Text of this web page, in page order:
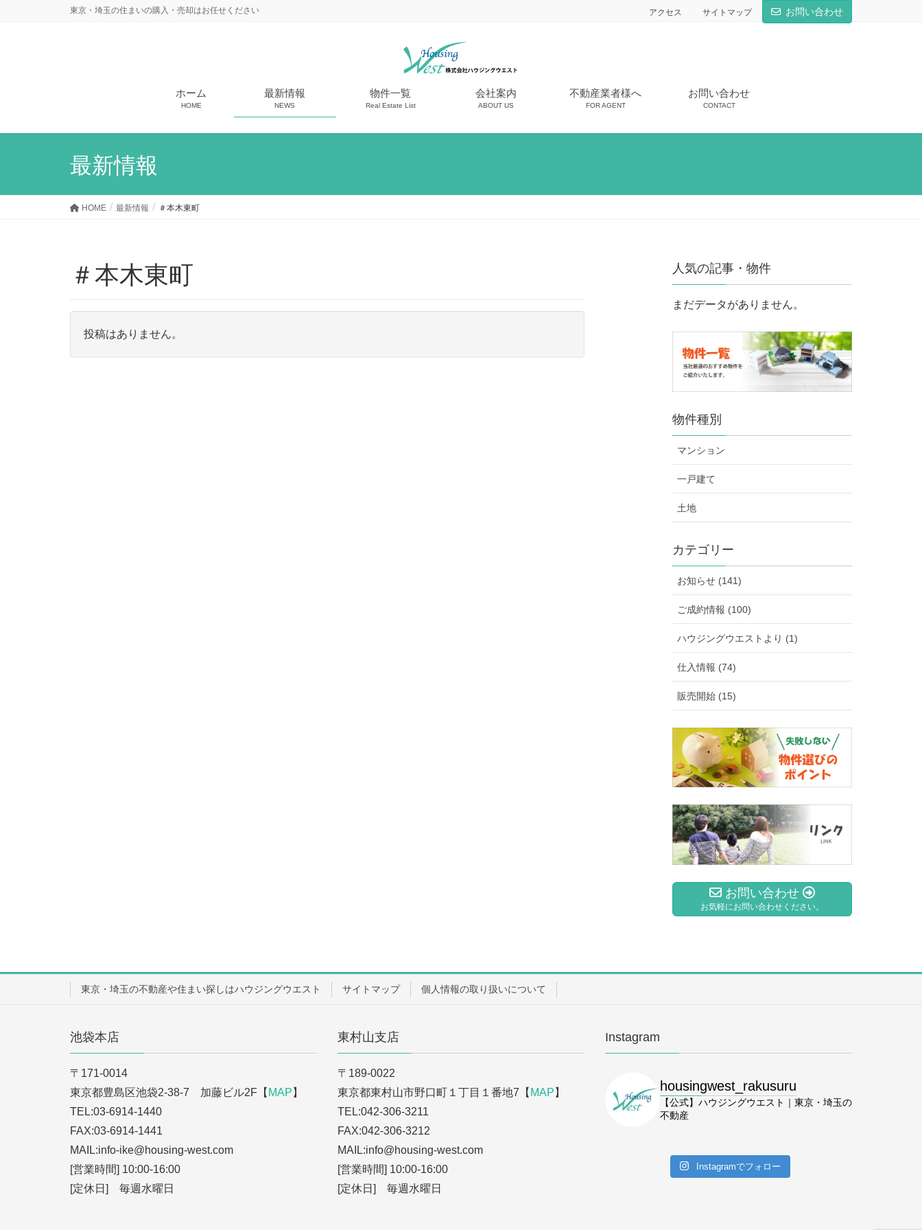
東京・埼玉の住まいの購入・売却はお任せください アクセス サイトマップ お問い合わせ
ホーム
HOME
最新情報
NEWS
物件一覧
Real Estate List
会社案内
ABOUT US
不動産業者様へ
FOR AGENT
お問い合わせ
CONTACT
最新情報
HOME 最新情報 ＃本木東町
＃本木東町
投稿はありません。
人気の記事・物件
まだデータがありません。
物件種別
マンション
一戸建て
土地
カテゴリー
お知らせ (141)
ご成約情報 (100)
ハウジングウエストより (1)
仕入情報 (74)
販売開始 (15)
お問い合わせ
お気軽にお問い合わせください。
東京・埼玉の不動産や住まい探しはハウジングウエスト サイトマップ 個人情報の取り扱いについて
池袋本店
〒171-0014
東京都豊島区池袋2-38-7 加藤ビル2F【 MAP 】
TEL:03-6914-1440
FAX:03-6914-1441
MAIL:info-ike@housing-west.com
[営業時間] 10:00-16:00
[定休日] 毎週水曜日
東村山支店
〒189-0022
東京都東村山市野口町１丁目１番地7【 MAP 】
TEL:042-306-3211
FAX:042-306-3212
MAIL:info@housing-west.com
[営業時間] 10:00-16:00
[定休日] 毎週水曜日
Instagram
housingwest_rakusuru
【公式】ハウジングウエスト｜東京・埼玉の
不動産
Instagramでフォロー